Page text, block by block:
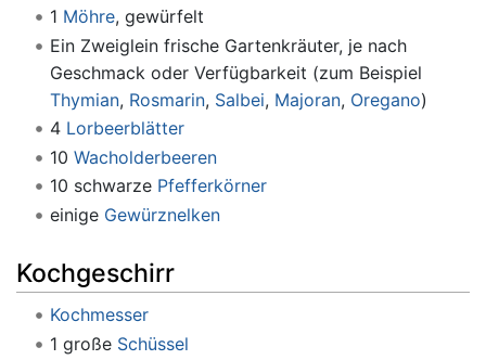
1 Möhre, gewürfelt
Ein Zweiglein frische Gartenkräuter, je nach
Geschmack oder Verfügbarkeit (zum Beispiel
Thymian, Rosmarin, Salbei, Majoran, Oregano)
4 Lorbeerblätter
10 Wacholderbeeren
10 schwarze Pfefferkörner
einige Gewürznelken
Kochgeschirr
Kochmesser
1 große Schüssel